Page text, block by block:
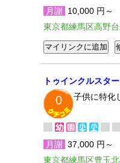
月謝 10,000 円～
東京都練馬区高野
トゥインクルスタ
0 子供に特化
月謝 37,000 円～
東京都練馬区豊玉